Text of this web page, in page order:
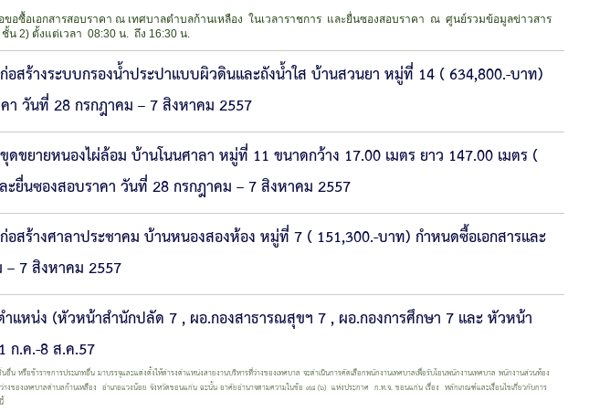
เอกสารสอบราคา ณ เทศบาลตำบลก้านเหลือง ในเวลาราชการ และยื่นซองสอบราคา ณ ศูนย์รวมข้อมูลข่าวสาร
น 2) ตั้งแต่เวลา 08:30 น. ถึง 16:30 น.
อสร้างระบบกรองน้ำประปาแบบผิวดินและถังน้ำใส บ้านสวนยา หมู่ที่ 14 ( 634,800.-บาท)
า วันที่ 28 กรกฎาคม – 7 สิงหาคม 2557
ดขยายหนองไผ่ล้อม บ้านโนนศาลา หมู่ที่ 11 ขนาดกว้าง 17.00 เมตร ยาว 147.00 เมตร (
ะยื่นซองสอบราคา วันที่ 28 กรกฎาคม – 7 สิงหาคม 2557
อสร้างศาลาประชาคม บ้านหนองสองห้อง หมู่ที่ 7 ( 151,300.-บาท) กำหนดซื้อเอกสารและ
7 สิงหาคม 2557
แหน่ง (หัวหน้าสำนักปลัด 7 , ผอ.กองสาธารณสุขฯ 7 , ผอ.กองการศึกษา 7 และ หัวหน้า
ก.ค.-8 ส.ค.57
ราชการประเภทอื่น มาบรรจุและแต่งตั้งให้ดำรงตำแหน่งสายงานบริหารที่ว่างของเทศบาล จะดำเนินการคัดเลือกพนักงานเทศบาลเพื่อรับโอนพนักงานเทศบาล พนักงานส่วนท้อง
างของเทศบาลตำบลก้านเหลือง อำเภอแวงน้อย จังหวัดขอนแก่น ฉะนั้น อาศัยอำนาจตามความในข้อ ๙๘ (๖) แห่งประกาศ ก.ท.จ. ขอนแก่น เรื่อง หลักเกณฑ์และเงื่อนไขเกี่ยวกับการ